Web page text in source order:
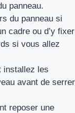
panneau.
du panneau si
cadre ou d’y fixer
si vous allez
installez les
avant de serrer
reposer une